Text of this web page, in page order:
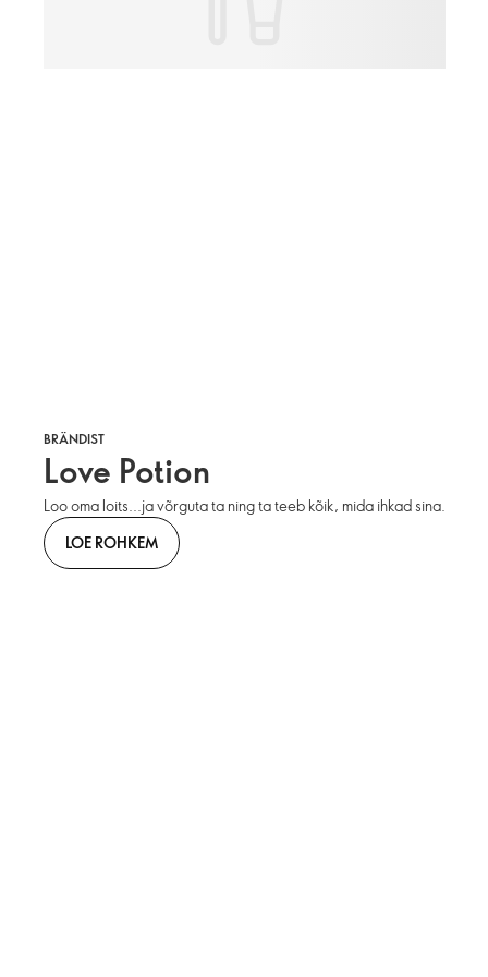
BRÄNDIST
Love Potion
Loo oma loits...ja võrguta ta ning ta teeb kõik, mida ihkad sina.
LOE ROHKEM